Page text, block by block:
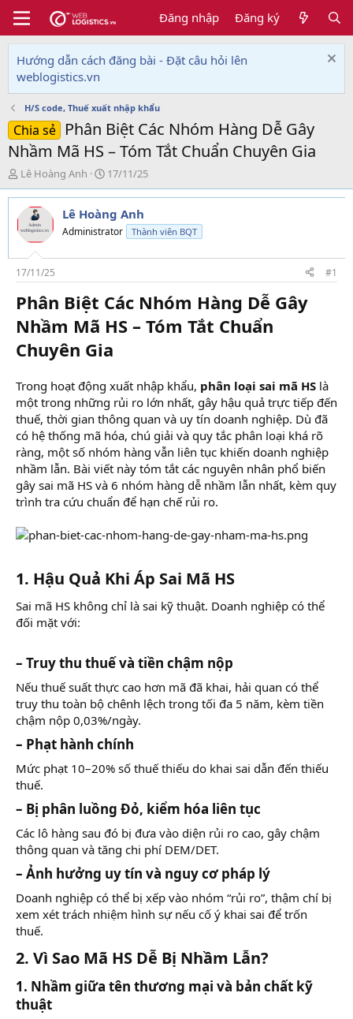
Đăng nhập Đăng ký
Hướng dẫn cách đăng bài - Đặt câu hỏi lên
weblogistics.vn
H/S code, Thuế xuất nhập khẩu
Chia sẻ
Phân Biệt Các Nhóm Hàng Dễ Gây
Nhầm Mã HS – Tóm Tắt Chuẩn Chuyên Gia
T
h
r
e
a
d
s
t
a
r
e
r
Lê Hoàng Anh
N
g
à
y
g
i
17/11/25
Lê Hoàng Anh
Administrator Thành viên BQT
17/11/25 #1
Phân Biệt Các Nhóm Hàng Dễ Gây
Nhầm Mã HS – Tóm Tắt Chuẩn
Chuyên Gia
Trong hoạt động xuất nhập khẩu, phân loại sai mã HS là
một trong những rủi ro lớn nhất, gây hậu quả trực tiếp đến
thuế, thời gian thông quan và uy tín doanh nghiệp. Dù đã
có hệ thống mã hóa, chú giải và quy tắc phân loại khá rõ
ràng, một số nhóm hàng vẫn liên tục khiến doanh nghiệp
nhầm lẫn. Bài viết này tóm tắt các nguyên nhân phổ biến
gây sai mã HS và 6 nhóm hàng dễ nhầm lẫn nhất, kèm quy
trình tra cứu chuẩn để hạn chế rủi ro.
1. Hậu Quả Khi Áp Sai Mã HS
Sai mã HS không chỉ là sai kỹ thuật. Doanh nghiệp có thể
đối mặt với:
– Truy thu thuế và tiền chậm nộp
Nếu thuế suất thực cao hơn mã đã khai, hải quan có thể
truy thu toàn bộ chênh lệch trong tối đa 5 năm, kèm tiền
chậm nộp 0,03%/ngày.
– Phạt hành chính
Mức phạt 10–20% số thuế thiếu do khai sai dẫn đến thiếu
thuế.
– Bị phân luồng Đỏ, kiểm hóa liên tục
Các lô hàng sau đó bị đưa vào diện rủi ro cao, gây chậm
thông quan và tăng chi phí DEM/DET.
– Ảnh hưởng uy tín và nguy cơ pháp lý
Doanh nghiệp có thể bị xếp vào nhóm “rủi ro”, thậm chí bị
xem xét trách nhiệm hình sự nếu cố ý khai sai để trốn
thuế.
2. Vì Sao Mã HS Dễ Bị Nhầm Lẫn?
1. Nhầm giữa tên thương mại và bản chất kỹ
thuật